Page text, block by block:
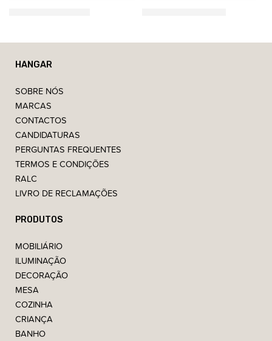
HANGAR
SOBRE NÓS
MARCAS
CONTACTOS
CANDIDATURAS
PERGUNTAS FREQUENTES
TERMOS E CONDIÇÕES
RALC
LIVRO DE RECLAMAÇÕES
PRODUTOS
MOBILIÁRIO
ILUMINAÇÃO
DECORAÇÃO
MESA
COZINHA
CRIANÇA
BANHO